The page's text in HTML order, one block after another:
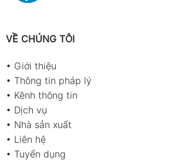
VỀ CHÚNG TÔI
• Giới thiệu
• Thông tin pháp lý
• Kênh thông tin
• Dịch vụ
• Nhà sản xuất
• Liên hệ
• Tuyển dụng